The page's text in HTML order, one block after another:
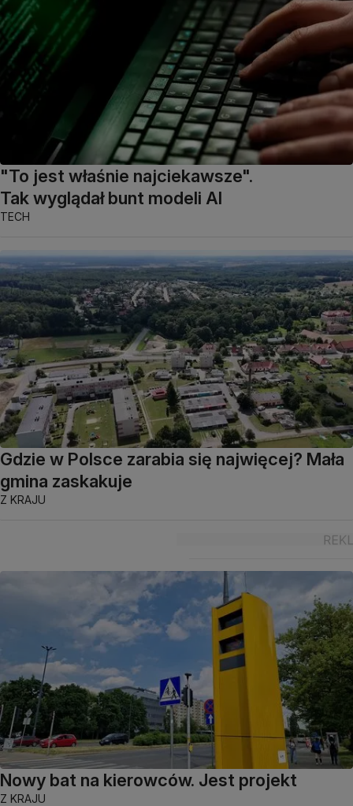
"To jest właśnie najciekawsze".
Tak wyglądał bunt modeli AI
TECH
Gdzie w Polsce zarabia się najwięcej? Mała
gmina zaskakuje
Z KRAJU
Nowy bat na kierowców. Jest projekt
Z KRAJU